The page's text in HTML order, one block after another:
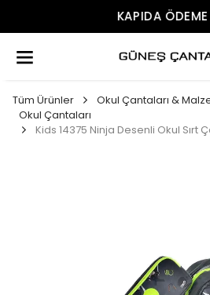
Tüm Ürünler
Okul Çantaları &
Okul Çantaları
Kids 14375 Ninja Desenli Okul Sırt